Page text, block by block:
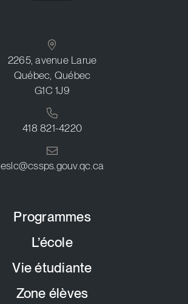
2265, avenue Larue
Québec, Québec
G1C 1J9
418 821-4220
eslc@cssps.gouv.qc.ca
Programmes
L’école
Vie étudiante
Zone élèves